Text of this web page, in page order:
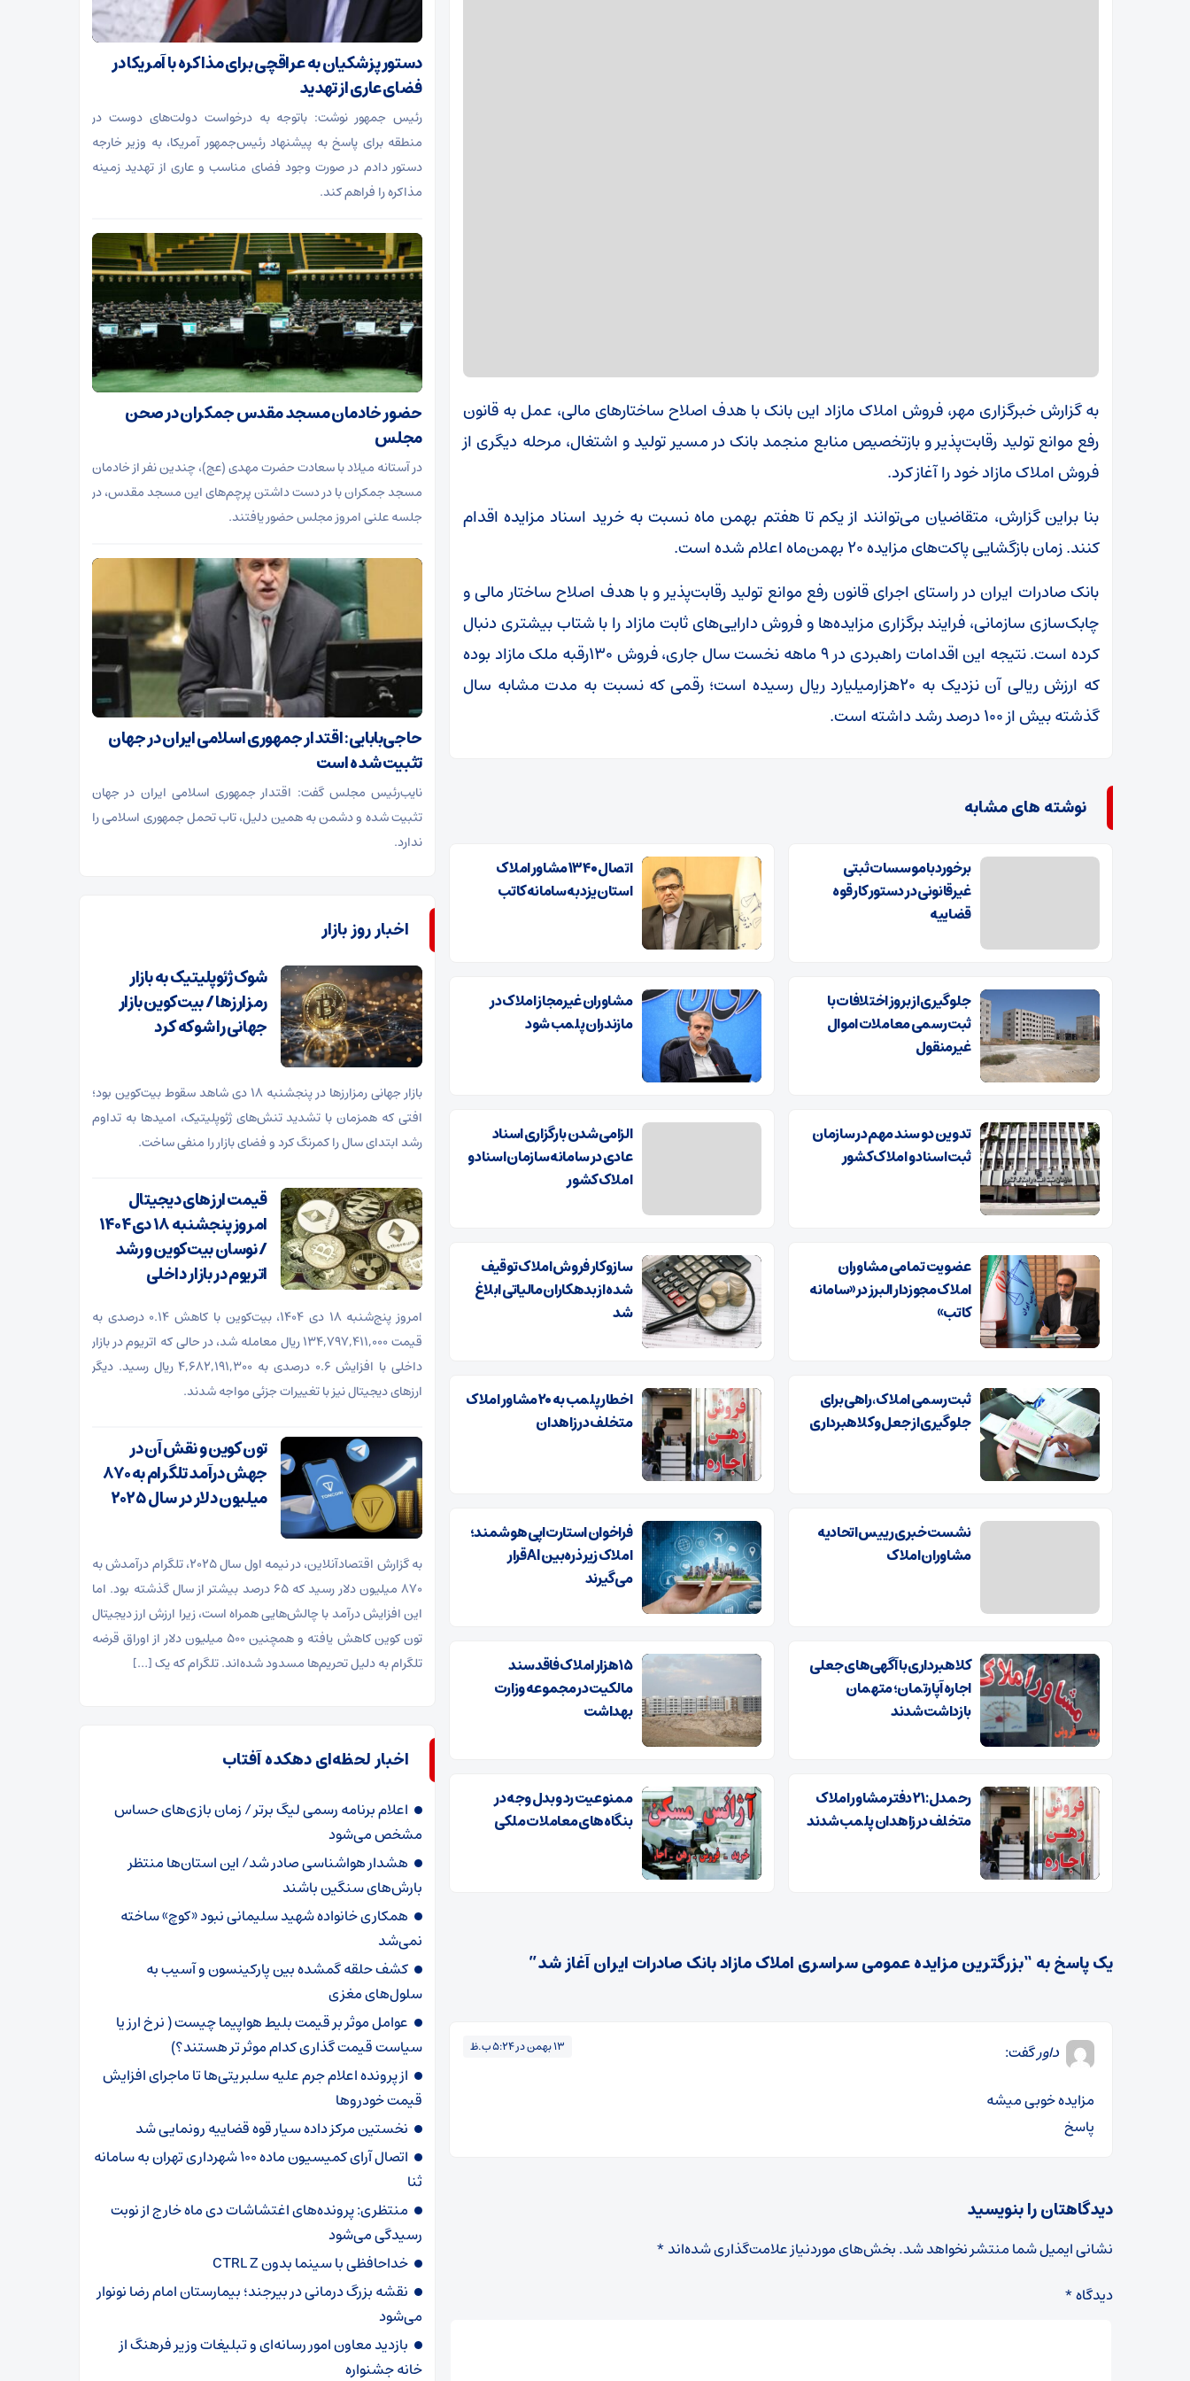
به گزارش خبرگزاری مهر، فروش املاک مازاد این بانک با هدف اصلاح ساختارهای مالی، عمل به قانون
رفع موانع تولید رقابت‌پذیر و بازتخصیص منابع منجمد بانک در مسیر تولید و اشتغال، مرحله دیگری از
فروش املاک مازاد خود را آغاز کرد.
بنا براین گزارش، متقاضیان می‌توانند از یکم تا هفتم بهمن ماه نسبت به خرید اسناد مزایده اقدام
کنند. زمان بازگشایی پاکت‌های مزایده ۲۰ بهمن‌ماه اعلام شده است.
بانک صادرات ایران در راستای اجرای قانون رفع موانع تولید رقابت‌پذیر و با هدف اصلاح ساختار مالی و
چابک‌سازی سازمانی، فرایند برگزاری مزایده‌ها و فروش دارایی‌های ثابت مازاد را با شتاب بیشتری دنبال
کرده است. نتیجه این اقدامات راهبردی در ۹ ماهه نخست سال جاری، فروش ۱۳۰رقبه ملک مازاد بوده
که ارزش ریالی آن نزدیک به ۲۰هزارمیلیارد ریال رسیده است؛ رقمی که نسبت به مدت مشابه سال
گذشته بیش از ۱۰۰ درصد رشد داشته است.
نوشته های مشابه
برخورد با موسسات ثبتی
غیرقانونی در دستور کار قوه
قضاییه
اتصال ۱۳۴۰ مشاور املاک
استان یزد به سامانه کاتب
جلوگیری از بروز اختلافات با
ثبت رسمی معاملات اموال
غیرمنقول
مشاوران غیرمجاز املاک در
مازندران پلمب شود
تدوین دو سند مهم در سازمان
ثبت اسناد و املاک کشور
الزامی شدن بارگزاری اسناد
عادی در سامانه سازمان اسناد و
املاک کشور
عضویت تمامی مشاوران
املاک مجوزدار البرز در «سامانه
کاتب»
سازوکار فروش املاک توقیف
شده از بدهکاران مالیاتی ابلاغ
شد
ثبت رسمی املاک، راهی برای
جلوگیری از جعل و کلاهبرداری
اخطار پلمب به ۲۰ مشاور املاک
متخلف در زاهدان
نشست خبری رییس اتحادیه
مشاوران املاک
فراخوان استارت‌اپی هوشمند؛
املاک زیر ذره‌بین AI قرار
می‌گیرند
کلاهبرداری با آگهی‌های جعلی
اجاره آپارتمان؛ متهمان
بازداشت شدند
۱۵ هزار املاک فاقد سند
مالکیت در مجموعه وزارت
بهداشت
رحمدل: ۲۱ دفتر مشاور املاک
متخلف در زاهدان پلمب شدند
ممنوعیت رد و بدل وجه در
بنگاه‌های معاملات ملکی
یک پاسخ به “​بزرگترین مزایده عمومی سراسری املاک مازاد بانک صادرات ایران آغاز شد”
داورگفت: ۱۳ بهمن در ۵:۲۴ ب.ظ
مزایده خوبی میشه
پاسخ
دیدگاهتان را بنویسید
نشانی ایمیل شما منتشر نخواهد شد.بخش‌های موردنیاز علامت‌گذاری شده‌اند*
دیدگاه*
دستور پزشکیان به عراقچی برای مذاکره با آمریکا در
فضای عاری از تهدید
رئیس جمهور نوشت: باتوجه به درخواست دولت‌های دوست در
منطقه برای پاسخ به پیشنهاد رئیس‌جمهور آمریکا، به وزیر خارجه
دستور دادم در صورت وجود فضای مناسب و عاری از تهدید زمینه
مذاکره را فراهم کند.
حضور خادمان مسجد مقدس جمکران در صحن
مجلس
در آستانه میلاد با سعادت حضرت مهدی (عج)، چندین نفر از خادمان
مسجد جمکران با در دست داشتن پرچم‌های این مسجد مقدس، در
جلسه علنی امروز مجلس حضور یافتند.
حاجی‌بابایی: اقتدار جمهوری اسلامی ایران در جهان
تثبیت شده است
نایب‌رئیس مجلس گفت: اقتدار جمهوری اسلامی ایران در جهان
تثبیت شده و دشمن به همین دلیل، تاب تحمل جمهوری اسلامی را
ندارد.
اخبار روز بازار
شوک ژئوپلیتیک به بازار
رمزارزها / بیت‌کوین بازار
جهانی را شوکه کرد
بازار جهانی رمزارزها در پنجشنبه ۱۸ دی شاهد سقوط بیت‌کوین بود؛
افتی که همزمان با تشدید تنش‌های ژئوپلیتیک، امیدها به تداوم
رشد ابتدای سال را کمرنگ کرد و فضای بازار را منفی ساخت.
قیمت ارز‌های دیجیتال
امروز پنجشنبه ۱۸ دی ۱۴۰۴
/ نوسان بیت‌کوین و رشد
اتریوم در بازار داخلی
امروز پنج‌شنبه ۱۸ دی ۱۴۰۴، بیت‌کوین با کاهش ۰.۱۴ درصدی به
قیمت ۱۳۴,۷۹۷,۴۱۱,۰۰۰ ریال معامله شد، در حالی که اتریوم در بازار
داخلی با افزایش ۰.۶ درصدی به ۴,۶۸۲,۱۹۱,۳۰۰ ریال رسید. دیگر
ارزهای دیجیتال نیز با تغییرات جزئی مواجه شدند.
تون کوین و نقش آن در
جهش درآمد تلگرام به ۸۷۰
میلیون دلار در سال ۲۰۲۵
به گزارش اقتصادآنلاین، در نیمه اول سال ۲۰۲۵، تلگرام درآمدش به
۸۷۰ میلیون دلار رسید که ۶۵ درصد بیشتر از سال گذشته بود. اما
این افزایش درآمد با چالش‌هایی همراه است، زیرا ارزش ارز دیجیتال
تون ‌کوین کاهش یافته و همچنین ۵۰۰ میلیون دلار از اوراق قرضه
تلگرام به دلیل تحریم‌ها مسدود شده‌اند. تلگرام که یک […]
اخبار لحظه‌ای دهکده آفتاب
اعلام برنامه رسمی لیگ برتر / زمان بازی‌های حساس
مشخص می‌شود
هشدار هواشناسی صادر شد/ این استان‌ها منتظر
بارش‌های سنگین باشند
همکاری خانواده شهید سلیمانی نبود «کوچ» ساخته
نمی‌شد
کشف حلقه گمشده بین پارکینسون و آسیب به
سلول‌های مغزی
عوامل موثر بر قیمت بلیط هواپیما چیست ( نرخ ارز یا
سیاست قیمت گذاری کدام موثر تر هستند؟)
از پرونده اعلام جرم علیه سلبریتی‌ها تا ماجرای افزایش
قیمت خودروها
نخستین مرکز داده سیار قوه قضاییه رونمایی شد
اتصال آرای کمیسیون ماده ۱۰۰ شهرداری تهران به سامانه
ثنا
منتظری: پرونده‌های اغتشاشات دی ماه خارج از نوبت
رسیدگی می‌شود
خداحافظی با سینما بدون CTRL Z
نقشه بزرگ درمانی در بیرجند؛ بیمارستان امام رضا نونوار
می‌شود
بازدید معاون امور رسانه‌ای و تبلیغات وزیر فرهنگ از
خانه جشنواره